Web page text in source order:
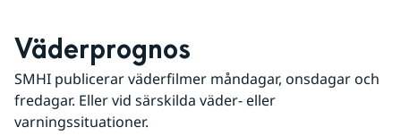
Väderprognos
SMHI publicerar väderfilmer måndagar, onsdagar och
fredagar. Eller vid särskilda väder- eller
varningssituationer.